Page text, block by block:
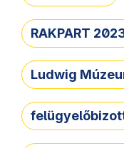
RAKPART
Ludwig